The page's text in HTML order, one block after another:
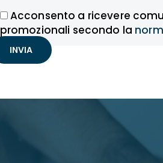
Acconsento a ricevere
promozionali secondo la